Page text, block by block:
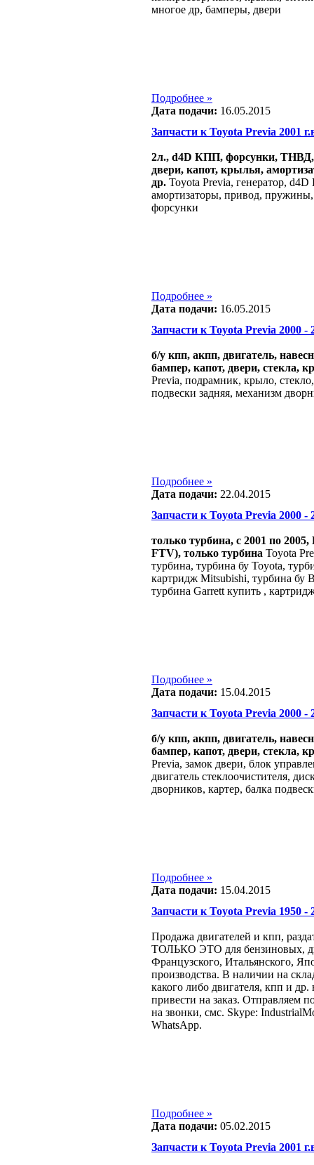
многое др, бамперы, двери
Подробнее »
Дата подачи: 16.05.2015
Запчасти к Toyota Previa 2001
2л., d4D КПП, форсунки, ТНВД,
двери, капот, крылья,
др. Toyota Previa, генератор,
амортизаторы, привод, пружины,
форсунки
Подробнее »
Дата подачи: 16.05.2015
Запчасти к Toyota Previa 2000 -
б/у кпп, акпп, двигатель,
бампер, капот, двери, стекла,
Previa, подрамник, крыло,
подвески задняя, механизм
Подробнее »
Дата подачи: 22.04.2015
Запчасти к Toyota Previa 2000 -
только турбина, c 2001 по
FTV), только турбина Toyota
турбина, турбина бу Toyota,
картридж Mitsubishi, турбина бу
турбина Garrett купить ,
Подробнее »
Дата подачи: 15.04.2015
Запчасти к Toyota Previa 2000 -
б/у кпп, акпп, двигатель,
бампер, капот, двери, стекла,
Previa, замок двери, блок
двигатель стеклоочистителя,
дворников, картер, балка
Подробнее »
Дата подачи: 15.04.2015
Запчасти к Toyota Previa 1950 -
Продажа двигателей и кпп,
ТОЛЬКО ЭТО для бензиновых,
Французcкого, Итальянского,
производства. В наличии на
какого либо двигателя, кпп и
привести на заказ. Отправляем
на звонки, смс. Skype:
WhatsApp.
Подробнее »
Дата подачи: 05.02.2015
Запчасти к Toyota Previa 2001